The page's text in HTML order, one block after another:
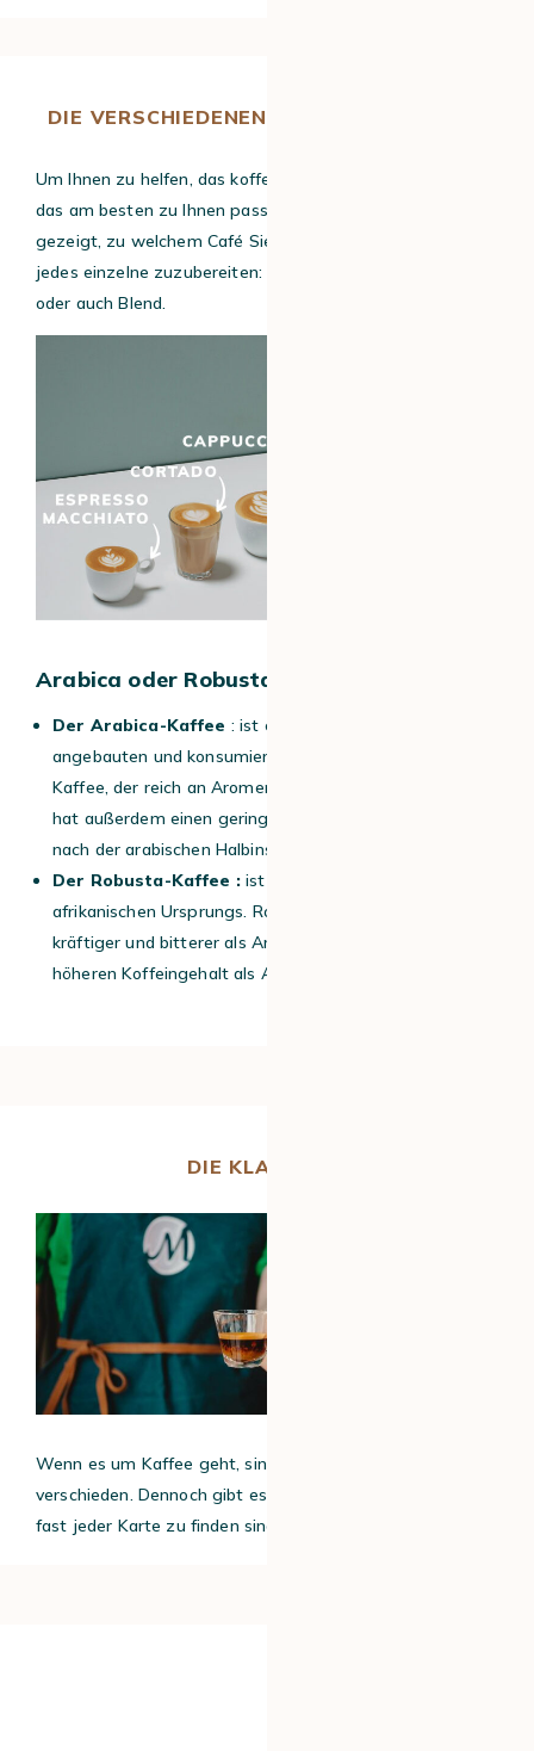
DIE VERSCHIEDENEN ARTEN VON KAFFEE
Um Ihnen zu helfen, das koffeinhaltige Getränk zu wählen,
das am besten zu Ihnen passt, haben wir Ihnen auch
gezeigt, zu welchem Café Sie sich wenden können, um
jedes einzelne zuzubereiten: Röstfarbe, Arabica, Robusta
oder auch Blend.
Arabica oder Robusta ?
Der Arabica-Kaffee : ist eine der am häufigsten
angebauten und konsumierten Kaffeesorten. Er ist ein
Kaffee, der reich an Aromen ist, aber auch ganz fein. Er
hat außerdem einen geringen Koffeingehalt
nach der arabischen Halbinsel benannt.
Der Robusta-Kaffee :ist wie der Arabica-Kaffee
afrikanischen Ursprungs. Robusta-Kaffee schmeckt
kräftiger und bitterer als Arabica. Er hat auch einen
höheren Koffeingehalt als Arabica.
DIE KLASSIKER
Wenn es um Kaffee geht, sind die Geschmäcker
verschieden. Dennoch gibt es einige Kaffeearten, die auf
fast jeder Karte zu finden sind. Voilà: